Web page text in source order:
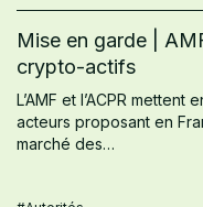
Mise en garde |
crypto-actifs
L’AMF et l’ACPR
acteurs proposant en
marché des…